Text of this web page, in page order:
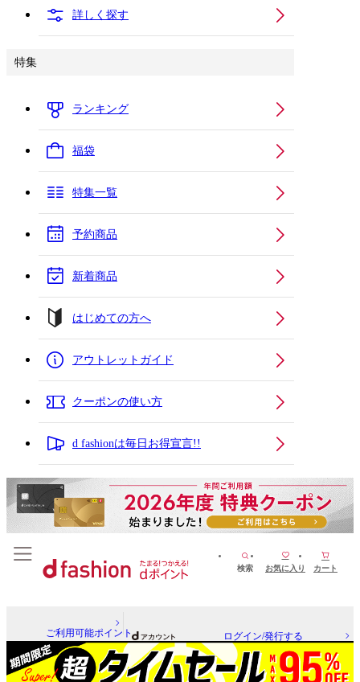
詳しく探す
特集
ランキング
福袋
特集一覧
予約商品
新着商品
はじめての方へ
アウトレットガイド
クーポンの使い方
d fashionは毎日お得宣言!!
検索 お気に入り カート
ご利用可能ポイント ログイン/発行する